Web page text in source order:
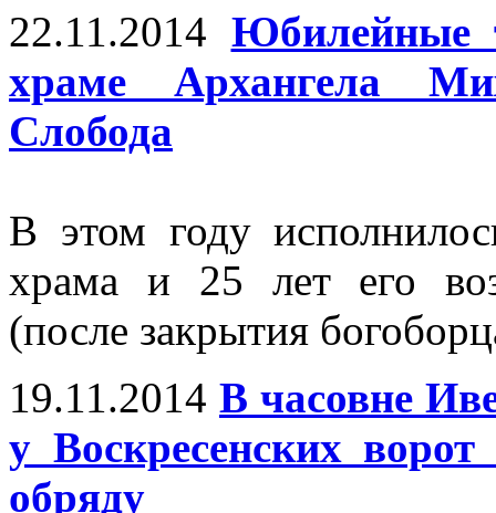
22.11.2014 Юбилейные
храме Архангела
Слобода
В этом году
храма и 25 лет его
(после закрытия
19.11.2014 В часовне
у Воскресенских
обряду